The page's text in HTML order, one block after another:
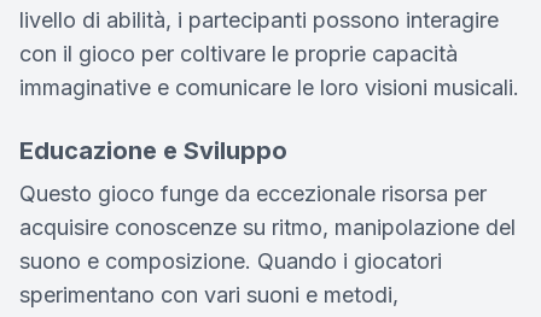
livello di abilità, i partecipanti possono interagire
con il gioco per coltivare le proprie capacità
immaginative e comunicare le loro visioni musicali.
Educazione e Sviluppo
Questo gioco funge da eccezionale risorsa per
acquisire conoscenze su ritmo, manipolazione del
suono e composizione. Quando i giocatori
sperimentano con vari suoni e metodi,